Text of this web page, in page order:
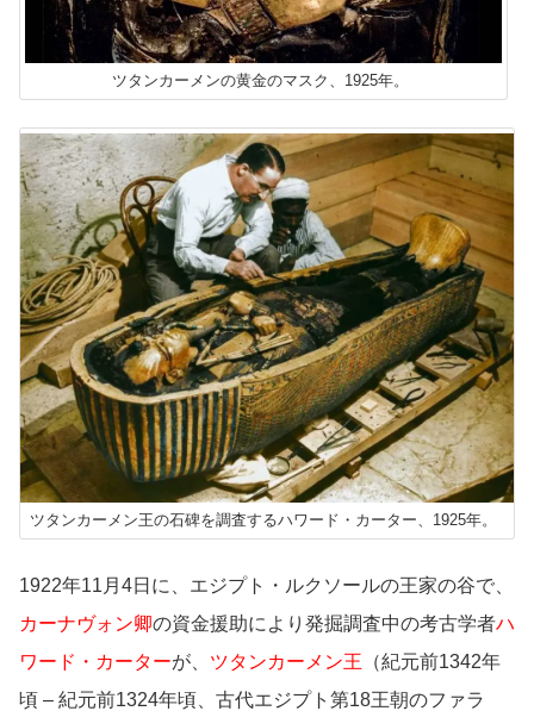
ツタンカーメンの黄金のマスク、1925年。
ツタンカーメン王の石碑を調査するハワード・カーター、1925年。
1922年11月4日に、エジプト・ルクソールの王家の谷で、
カーナヴォン卿の資金援助により発掘調査中の考古学者ハ
ワード・カーターが、 ツタンカーメン王 （紀元前1342年
頃 – 紀元前1324年頃、古代エジプト第18王朝のファラ